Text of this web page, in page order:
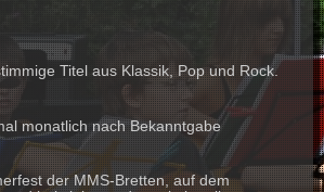
Gitarren-Orchester für Kids von 6-16
Schüler der MMS kostenlos !
stimmige Titel aus Klassik, Pop und